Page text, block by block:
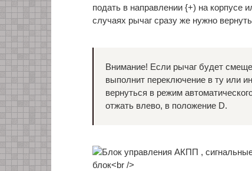
подать в направлении {+) на корпусе
случаях рычаг сразу же нужно
Внимание! Если рычаг будет
выполнит переключение в ту или
вернуться в режим
отжать влево, в положение D.